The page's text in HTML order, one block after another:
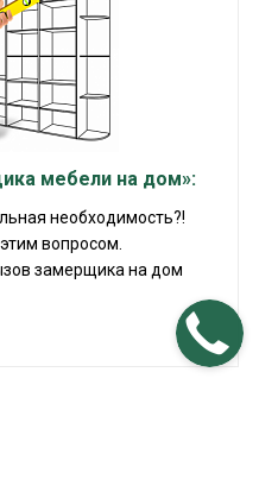
мебели на дом»:
необходимость?!
вопросом.
замерщика на дом